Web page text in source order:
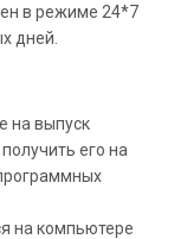
в режиме 24*7
дней.
на выпуск
его на
на компьютере